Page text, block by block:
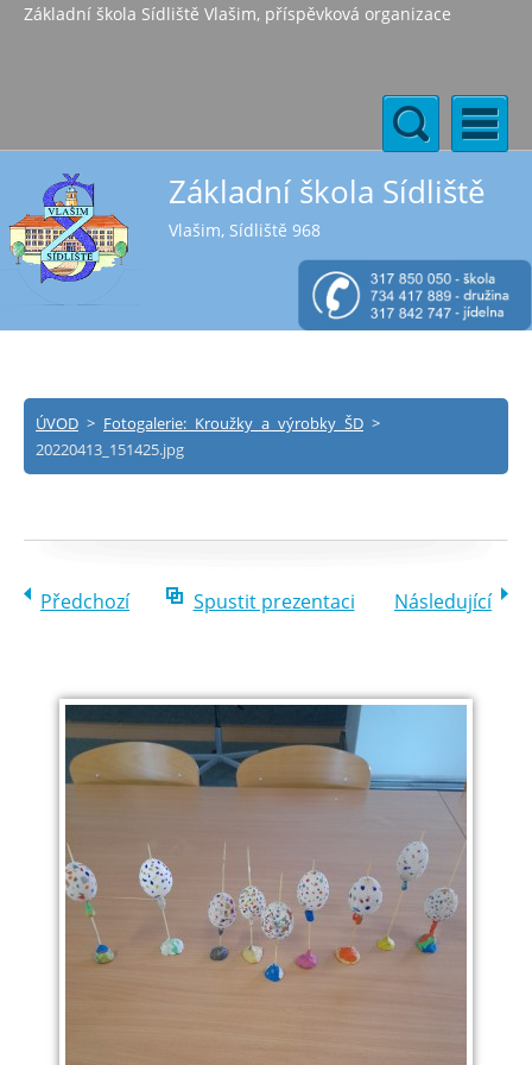
Základní škola Sídliště Vlašim, příspěvková organizace
Základní škola Sídliště
Vlašim, Sídliště 968
ÚVOD > Fotogalerie: Kroužky a výrobky ŠD >
20220413_151425.jpg
Předchozí Spustit prezentaci Následující